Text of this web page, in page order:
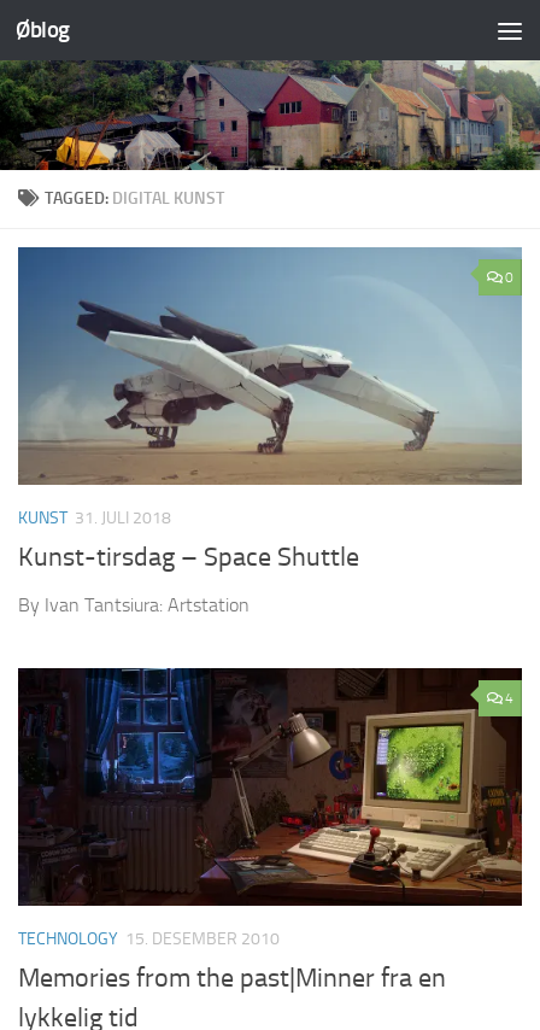
Skip to content
Øblog
TAGGED: DIGITAL KUNST
0
KUNST 31. JULI 2018
Kunst-tirsdag – Space Shuttle
By Ivan Tantsiura: Artstation
4
TECHNOLOGY 15. DESEMBER 2010
Memories from the past|Minner fra en
lykkelig tid